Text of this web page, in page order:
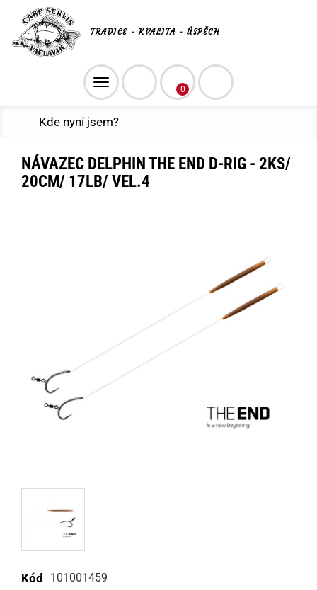
TRADICE - KVALITA - ÚSPĚCH
Toggle
navigation
0
Kde nyní jsem?
NÁVAZEC DELPHIN THE END D-RIG - 2KS/
20CM/ 17LB/ VEL.4
Kód 101001459